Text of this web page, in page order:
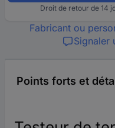
Droit de retour de 14
Fabricant ou
Signaler
Points forts et